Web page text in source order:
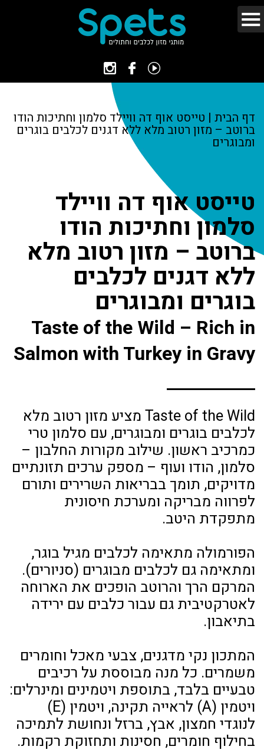
דף הבית | טייסט אוף דה וויילד סלמון וחתיכות הודו
ברוטב – מזון רטוב מלא ללא דגנים לכלבים בוגרים
ומבוגרים
טייסט אוף דה וויילד
סלמון וחתיכות הודו
ברוטב – מזון רטוב מלא
ללא דגנים לכלבים
בוגרים ומבוגרים
Taste of the Wild – Rich in
Salmon with Turkey in Gravy
Taste of the Wild מציע מזון רטוב מלא
לכלבים בוגרים ומבוגרים, עם סלמון טרי
כמרכיב ראשון. שילוב מקורות החלבון –
סלמון, הודו ועוף – מספק ערכים תזונתיים
מדויקים, תומך בבריאות השרירים ותורם
לפרווה מבריקה ומערכת חיסונית
מתפקדת היטב.
הפורמולה מתאימה לכלבים מגיל בוגר,
ומתאימה גם לכלבים מבוגרים (סניורים).
המרקם הרך והרוטב הופכים את הארוחה
לאטרקטיבית גם עבור כלבים עם ירידה
בתיאבון.
המתכון נקי מדגנים, צבעי מאכל וחומרים
משמרים. כל מנה מבוססת על רכיבים
טבעיים בלבד, בתוספת ויטמינים ומינרלים:
ויטמין (A) לראייה תקינה, ויטמין (E)
לנוגדי חמצון, אבץ, ברזל ונחושת לתמיכה
בחילוף חומרים, חסינות ותחזוקת רקמות.